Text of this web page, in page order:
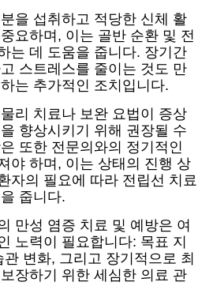
을 섭취하고 적당한 신체 활
요하며, 이는 골반 순환 및 전
는 데 도움을 줍니다. 장기간
스트레스를 줄이는 것도 만
는 추가적인 조치입니다.
리 치료나 보완 요법이 증상
향상시키기 위해 권장될 수
또한 전문의와의 정기적인
야 하며, 이는 상태의 진행 상
자의 필요에 따라 전립선 치료
줍니다.
만성 염증 치료 및 예방은 여
노력이 필요합니다: 목표 지
변화, 그리고 장기적으로 최
장하기 위한 세심한 의료 관